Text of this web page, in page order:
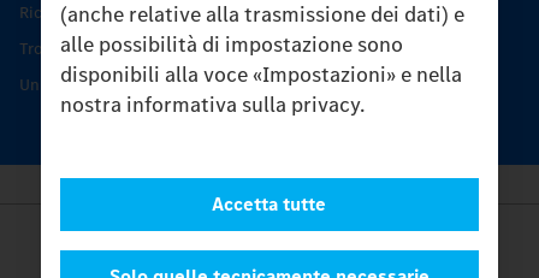
(anche relative alla trasmissione dei dati) e
alle possibilità di impostazione sono
disponibili alla voce «Impostazioni» e nella
nostra informativa sulla privacy.
Accetta tutte
Ricambi originali
Trovare un partner
Unimog Service Days
Provider